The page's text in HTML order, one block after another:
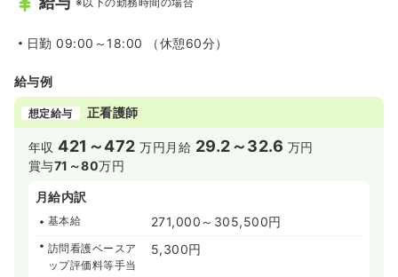
日勤 09:00～18:00 （休憩60分）
給与例
想定給与 正看護師
年収421～472 万円 月給 29.2～32.6 万円
賞与71～80万円
月給内訳
基本給 271,000～305,500円
訪問看護ベースア
ップ評価料等手当
5,300円